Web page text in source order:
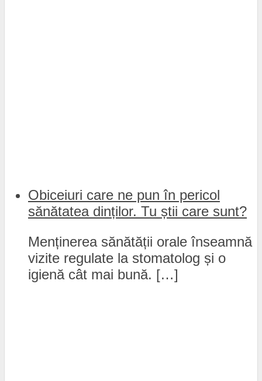
Obiceiuri care ne pun în pericol
sănătatea dinților. Tu știi care sunt?
Menținerea sănătății orale înseamnă
vizite regulate la stomatolog și o
igienă cât mai bună. […]